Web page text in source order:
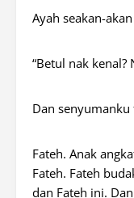
Ayah seakan-
“Betul nak kenal?
Dan
Fateh. Anak
Fateh. Fateh
dan Fateh ini.